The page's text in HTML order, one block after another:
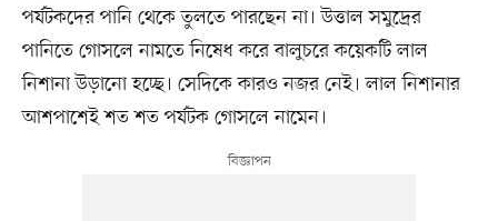
পর্যটকদের পানি থেকে তুলতে পারছেন না। উত্তাল সমুদ্রের
পানিতে গোসলে নামতে নিষেধ করে বালুচরে কয়েকটি লাল
নিশানা উড়ানো হচ্ছে। সেদিকে কারও নজর নেই। লাল নিশানার
আশপাশেই শত শত পর্যটক গোসলে নামেন।